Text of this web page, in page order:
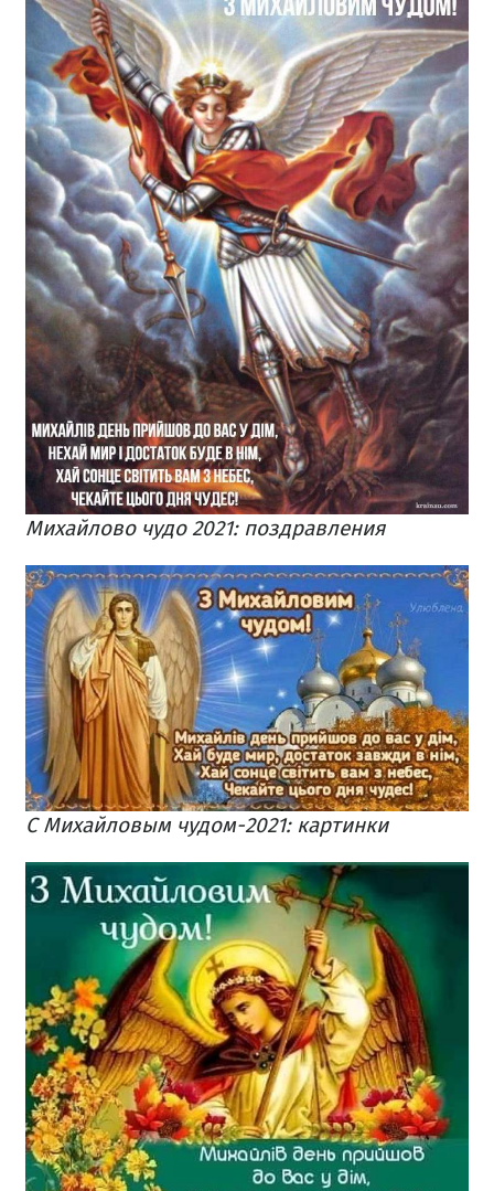
Михайлово чудо 2021: поздравления
С Михайловым чудом-2021: картинки ​